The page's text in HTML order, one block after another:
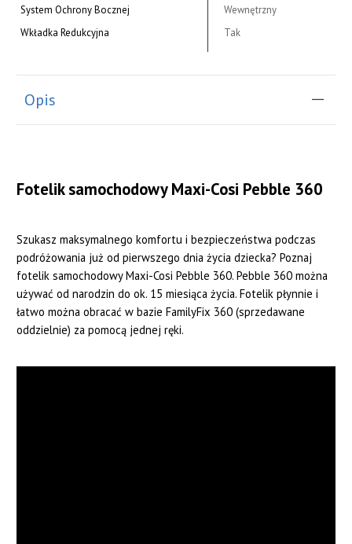
System Ochrony Bocznej
Wewnętrzny
Wkładka Redukcyjna
Tak
Opis
Fotelik samochodowy Maxi-Cosi Pebble 360
Szukasz maksymalnego komfortu i bezpieczeństwa podczas
podróżowania już od pierwszego dnia życia dziecka? Poznaj
fotelik samochodowy Maxi-Cosi Pebble 360. Pebble 360 można
używać od narodzin do ok. 15 miesiąca życia. Fotelik płynnie i
łatwo można obracać w bazie FamilyFix 360 (sprzedawane
oddzielnie) za pomocą jednej ręki.